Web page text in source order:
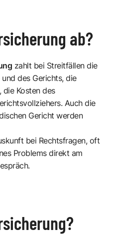
ab?
zahlt bei Streitfällen die
des Gerichts, die
die Kosten des
Auch die
Gericht werden
bei Rechtsfragen, oft
Problems direkt am